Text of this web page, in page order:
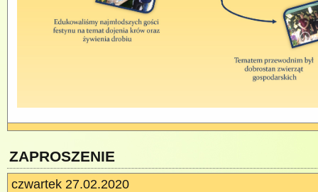
ZAPROSZENIE
czwartek 27.02.2020